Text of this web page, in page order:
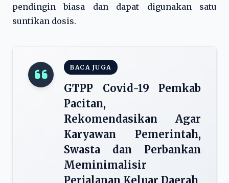
pendingin biasa dan dapat digunakan satu
suntikan dosis.
BACA JUGA
GTPP Covid-19 Pemkab
Pacitan,
Rekomendasikan Agar
Karyawan Pemerintah,
Swasta dan Perbankan
Meminimalisir
Perjalanan Keluar Daerah